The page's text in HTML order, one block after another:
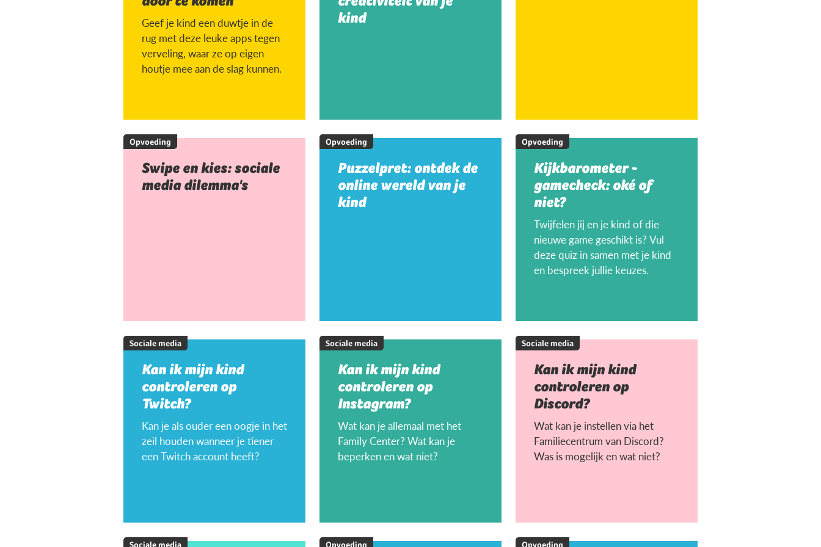
Geef je kind een duwtje in de
rug met deze leuke apps tegen
verveling, waar ze op eigen
houtje mee aan de slag kunnen.
kind
Opvoeding
Swipe en kies: sociale
media dilemma's
Opvoeding
Puzzelpret: ontdek de
online wereld van je
kind
Opvoeding
Kijkbarometer -
gamecheck: oké of
niet?
Twijfelen jij en je kind of die
nieuwe game geschikt is? Vul
deze quiz in samen met je kind
en bespreek jullie keuzes.
Sociale media
Kan ik mijn kind
controleren op
Twitch?
Kan je als ouder een oogje in het
zeil houden wanneer je tiener
een Twitch account heeft?
Sociale media
Kan ik mijn kind
controleren op
Instagram?
Wat kan je allemaal met het
Family Center? Wat kan je
beperken en wat niet?
Sociale media
Kan ik mijn kind
controleren op
Discord?
Wat kan je instellen via het
Familiecentrum van Discord?
Was is mogelijk en wat niet?
Sociale media Opvoeding Opvoeding